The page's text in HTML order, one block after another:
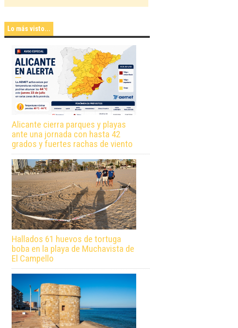
Lo más visto...
Alicante cierra parques y playas
ante una jornada con hasta 42
grados y fuertes rachas de viento
Hallados 61 huevos de tortuga
boba en la playa de Muchavista de
El Campello